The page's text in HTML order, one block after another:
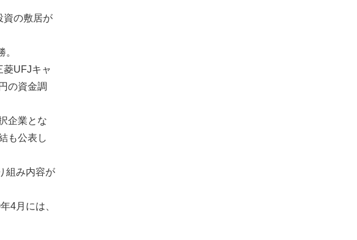
資の敷居が
菱UFJキャ
の資金調
企業とな
も公表し
組み内容が
4月には、